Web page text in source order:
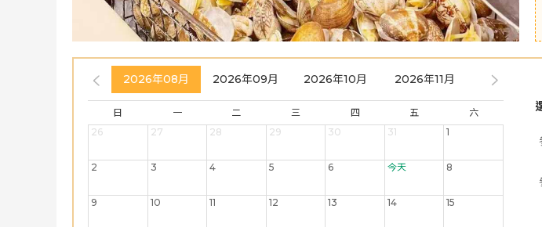
2026年08月 2026年09月 2026年10月 2026年11月 2026年12月
日 一 二 三 四 五
六
26
27 28 29 30 31 1
2 3 4 5 6 今天 8
9 10 11 12 13 14 15